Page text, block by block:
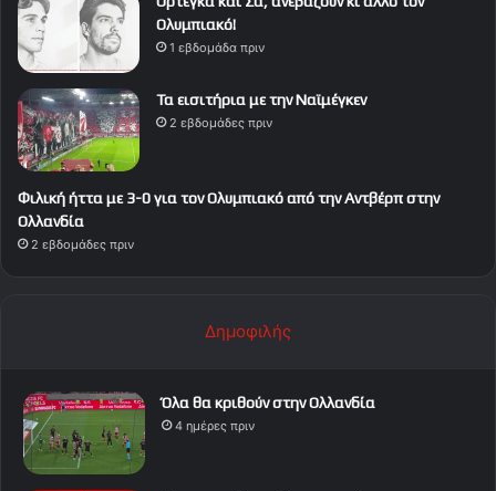
Ολυμπιακό!
1 εβδομάδα πριν
Τα εισιτήρια με την Ναϊμέγκεν
2 εβδομάδες πριν
Φιλική ήττα με 3-0 για τον Ολυμπιακό από την Αντβέρπ στην
Ολλανδία
2 εβδομάδες πριν
Δημοφιλής
Όλα θα κριθούν στην Ολλανδία
4 ημέρες πριν